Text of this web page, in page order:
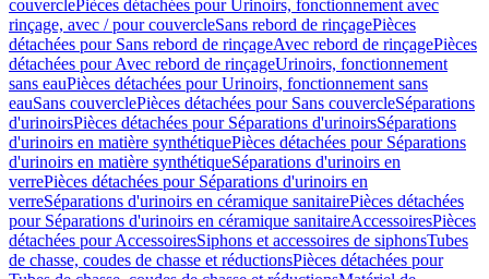
couverclePièces détachées pour Urinoirs, fonctionnement avec
rinçage, avec / pour couvercleSans rebord de rinçagePièces
détachées pour Sans rebord de rinçageAvec rebord de rinçagePièces
détachées pour Avec rebord de rinçageUrinoirs, fonctionnement
sans eauPièces détachées pour Urinoirs, fonctionnement sans
eauSans couverclePièces détachées pour Sans couvercleSéparations
d'urinoirsPièces détachées pour Séparations d'urinoirsSéparations
d'urinoirs en matière synthétiquePièces détachées pour Séparations
d'urinoirs en matière synthétiqueSéparations d'urinoirs en
verrePièces détachées pour Séparations d'urinoirs en
verreSéparations d'urinoirs en céramique sanitairePièces détachées
pour Séparations d'urinoirs en céramique sanitaireAccessoiresPièces
détachées pour AccessoiresSiphons et accessoires de siphonsTubes
de chasse, coudes de chasse et réductionsPièces détachées pour